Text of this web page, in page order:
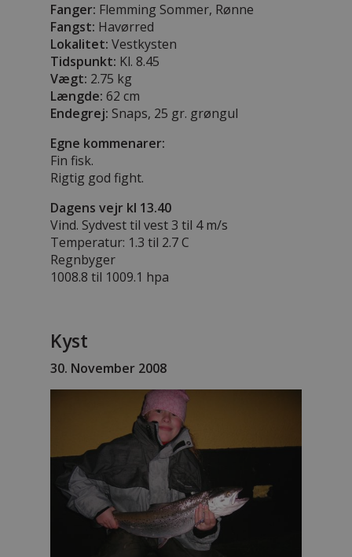
Fanger: Flemming Sommer, Rønne
Fangst: Havørred
Lokalitet: Vestkysten
Tidspunkt: Kl. 8.45
Vægt: 2.75 kg
Længde: 62 cm
Endegrej: Snaps, 25 gr. grøngul
Egne kommenarer:
Fin fisk.
Rigtig god fight.
Dagens vejr kl 13.40
Vind. Sydvest til vest 3 til 4 m/s
Temperatur: 1.3 til 2.7 C
Regnbyger
1008.8 til 1009.1 hpa
Kyst
30. November 2008